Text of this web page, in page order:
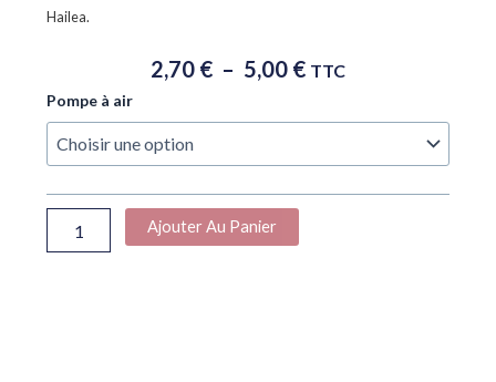
Hailea.
2,70 € – 5,00 €Plage
Prix :
À
5,00 €
TTC
Pompe à air
quantité
de
Chambre
à
pour
HAILEA
Ajouter Au Panier